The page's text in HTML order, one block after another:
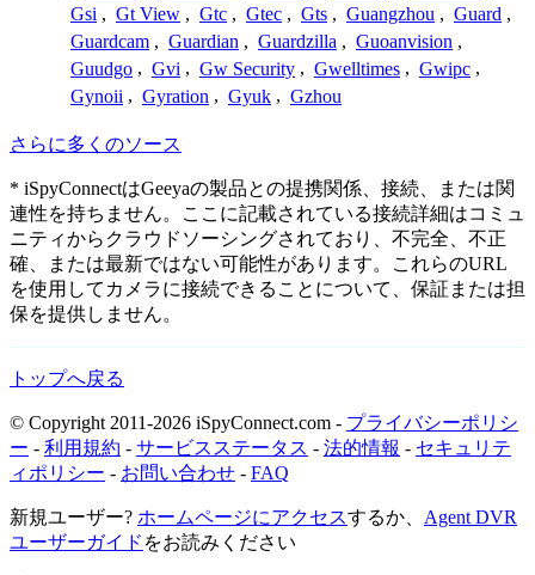
Gsi , Gt View , Gtc , Gtec , Gts , Guangzhou , Guard ,
Guardcam , Guardian , Guardzilla , Guoanvision ,
Guudgo , Gvi , Gw Security , Gwelltimes , Gwipc ,
Gynoii , Gyration , Gyuk , Gzhou
さらに多くのソース
* iSpyConnectはGeeyaの製品との提携関係、接続、または関
連性を持ちません。ここに記載されている接続詳細はコミュ
ニティからクラウドソーシングされており、不完全、不正
確、または最新ではない可能性があります。これらのURL
を使用してカメラに接続できることについて、保証または担
保を提供しません。
トップへ戻る
© Copyright 2011-2026 iSpyConnect.com - プライバシーポリシ
ー - 利用規約 - サービスステータス - 法的情報 - セキュリテ
ィポリシー - お問い合わせ - FAQ
新規ユーザー? ホームページにアクセスするか、 Agent DVR
ユーザーガイド をお読みください